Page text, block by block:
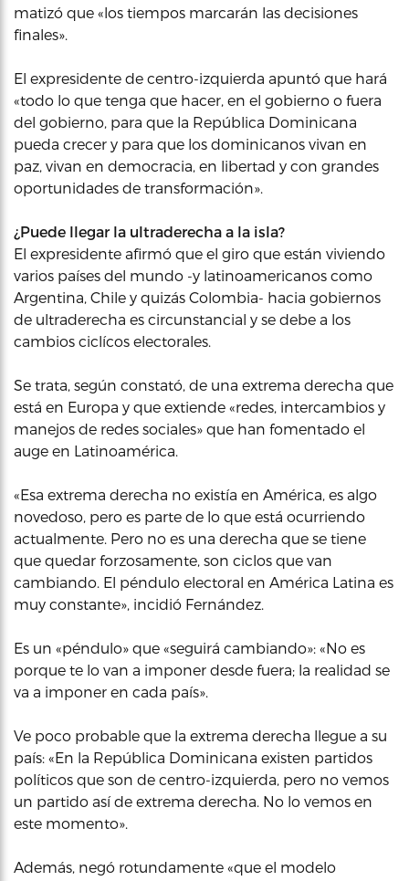
matizó que «los tiempos marcarán las decisiones
finales».
El expresidente de centro-izquierda apuntó que hará
«todo lo que tenga que hacer, en el gobierno o fuera
del gobierno, para que la República Dominicana
pueda crecer y para que los dominicanos vivan en
paz, vivan en democracia, en libertad y con grandes
oportunidades de transformación».
¿Puede llegar la ultraderecha a la isla?
El expresidente afirmó que el giro que están viviendo
varios países del mundo -y latinoamericanos como
Argentina, Chile y quizás Colombia- hacia gobiernos
de ultraderecha es circunstancial y se debe a los
cambios ciclícos electorales.
Se trata, según constató, de una extrema derecha que
está en Europa y que extiende «redes, intercambios y
manejos de redes sociales» que han fomentado el
auge en Latinoamérica.
«Esa extrema derecha no existía en América, es algo
novedoso, pero es parte de lo que está ocurriendo
actualmente. Pero no es una derecha que se tiene
que quedar forzosamente, son ciclos que van
cambiando. El péndulo electoral en América Latina es
muy constante», incidió Fernández.
Es un «péndulo» que «seguirá cambiando»: «No es
porque te lo van a imponer desde fuera; la realidad se
va a imponer en cada país».
Ve poco probable que la extrema derecha llegue a su
país: «En la República Dominicana existen partidos
políticos que son de centro-izquierda, pero no vemos
un partido así de extrema derecha. No lo vemos en
este momento».
Además, negó rotundamente «que el modelo